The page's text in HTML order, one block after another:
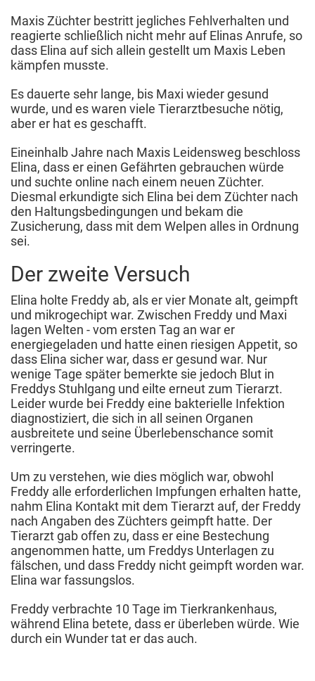
Maxis Züchter bestritt jegliches Fehlverhalten und
reagierte schließlich nicht mehr auf Elinas Anrufe, so
dass Elina auf sich allein gestellt um Maxis Leben
kämpfen musste.
Es dauerte sehr lange, bis Maxi wieder gesund
wurde, und es waren viele Tierarztbesuche nötig,
aber er hat es geschafft.
Eineinhalb Jahre nach Maxis Leidensweg beschloss
Elina, dass er einen Gefährten gebrauchen würde
und suchte online nach einem neuen Züchter.
Diesmal erkundigte sich Elina bei dem Züchter nach
den Haltungsbedingungen und bekam die
Zusicherung, dass mit dem Welpen alles in Ordnung
sei.
Der zweite Versuch
Elina holte Freddy ab, als er vier Monate alt, geimpft
und mikrogechipt war. Zwischen Freddy und Maxi
lagen Welten - vom ersten Tag an war er
energiegeladen und hatte einen riesigen Appetit, so
dass Elina sicher war, dass er gesund war. Nur
wenige Tage später bemerkte sie jedoch Blut in
Freddys Stuhlgang und eilte erneut zum Tierarzt.
Leider wurde bei Freddy eine bakterielle Infektion
diagnostiziert, die sich in all seinen Organen
ausbreitete und seine Überlebenschance somit
verringerte.
Um zu verstehen, wie dies möglich war, obwohl
Freddy alle erforderlichen Impfungen erhalten hatte,
nahm Elina Kontakt mit dem Tierarzt auf, der Freddy
nach Angaben des Züchters geimpft hatte. Der
Tierarzt gab offen zu, dass er eine Bestechung
angenommen hatte, um Freddys Unterlagen zu
fälschen, und dass Freddy nicht geimpft worden war.
Elina war fassungslos.
Freddy verbrachte 10 Tage im Tierkrankenhaus,
während Elina betete, dass er überleben würde. Wie
durch ein Wunder tat er das auch.